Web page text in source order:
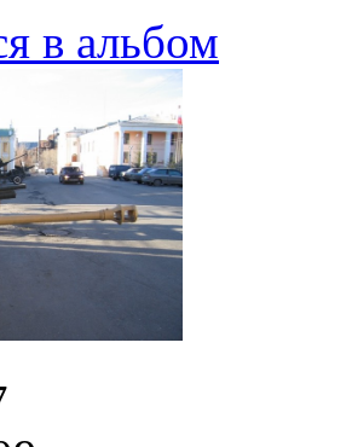
в альбом